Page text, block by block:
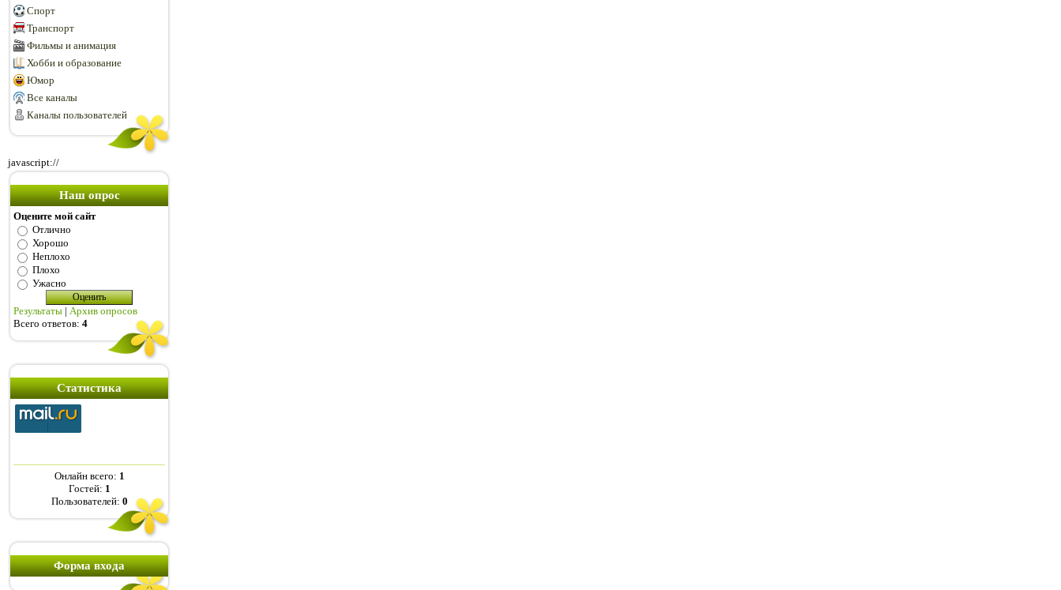
Спорт
Транспорт
Фильмы и анимация
Хобби и образование
Юмор
Все каналы
Каналы пользователей
javascript://
Наш опрос
Оцените мой сайт
Отлично
Хорошо
Неплохо
Плохо
Ужасно
Результаты | Архив опросов
Всего ответов: 4
Статистика
Онлайн всего: 1
Гостей: 1
Пользователей: 0
Форма входа